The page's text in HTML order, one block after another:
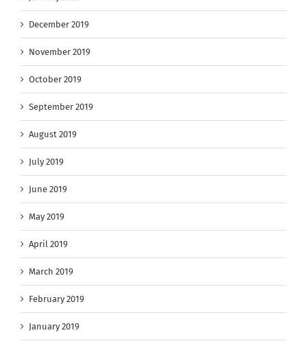
December 2019
November 2019
October 2019
September 2019
August 2019
July 2019
June 2019
May 2019
April 2019
March 2019
February 2019
January 2019